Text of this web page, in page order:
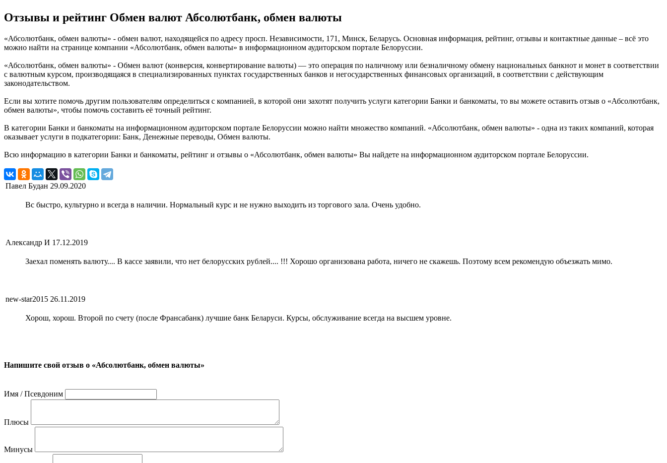
Отзывы и рейтинг Обмен валют Абсолютбанк, обмен валюты
«Абсолютбанк, обмен валюты» - обмен валют, находящейся по адресу просп. Независимости, 171, Минск, Беларусь. Основная информация, рейтинг, отзывы и контактные данные – всё это
можно найти на странице компании «Абсолютбанк, обмен валюты» в информационном аудиторском портале Белоруссии.
«Абсолютбанк, обмен валюты» - Обмен валют (конверсия, конвертирование валюты) — это операция по наличному или безналичному обмену национальных банкнот и монет в соответствии
с валютным курсом, производящаяся в специализированных пунктах государственных банков и негосударственных финансовых организаций, в соответствии с действующим
законодательством.
Если вы хотите помочь другим пользователям определиться с компанией, в которой они захотят получить услуги категории Банки и банкоматы, то вы можете оставить отзыв о «Абсолютбанк,
обмен валюты», чтобы помочь составить её точный рейтинг.
В категории Банки и банкоматы на информационном аудиторском портале Белоруссии можно найти множество компаний. «Абсолютбанк, обмен валюты» - одна из таких компаний, которая
оказывает услуги в подкатегории: Банк, Денежные переводы, Обмен валюты.
Всю информацию в категории Банки и банкоматы, рейтинг и отзывы о «Абсолютбанк, обмен валюты» Вы найдете на информационном аудиторском портале Белоруссии.
Павел Будан 29.09.2020
Вс быстро, культурно и всегда в наличии. Нормальный курс и не нужно выходить из торгового зала. Очень удобно.
Александр И 17.12.2019
Заехал поменять валюту.... В кассе заявили, что нет белорусских рублей.... !!! Хорошо организована работа, ничего не скажешь. Поэтому всем рекомендую объезжать мимо.
new-star2015 26.11.2019
Хорош, хорош. Второй по счету (после Франсабанк) лучшие банк Беларуси. Курсы, обслуживание всегда на высшем уровне.
Напишите свой отзыв о «Абсолютбанк, обмен валюты»
Имя / Псевдоним
Плюсы
Минусы